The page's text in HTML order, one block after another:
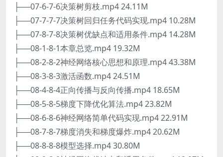
├──07-6-7-6决策树剪枝.mp4 24.11M
├──07-7-7-7决策树回归任务代码实现.mp4 10.28M
├──07-8-7-8决策树优缺点和适用条件.mp4 14.28M
├──08-1-8-1本章总览.mp4 19.32M
├──08-2-8-2神经网络核心思想和原理.mp4 43.38M
├──08-3-8-3激活函数.mp4 24.51M
├──08-4-8-4正向传播与反向传播.mp4 18.65M
├──08-5-8-5梯度下降优化算法.mp4 23.82M
├──08-6-8-6神经网络简单代码实现.mp4 22.91M
├──08-7-8-7梯度消失和梯度爆炸.mp4 20.62M
├──08-8-8-8模型选择.mp4 30.80M